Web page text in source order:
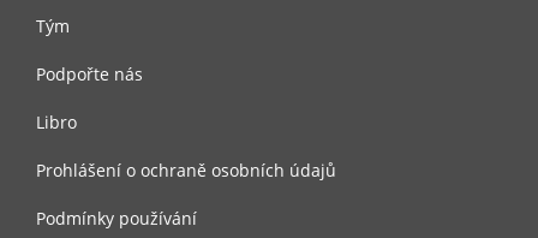
Tým
Podpořte nás
Libro
Prohlášení o ochraně osobních údajů
Podmínky používání